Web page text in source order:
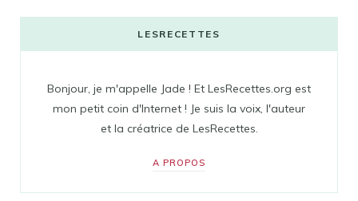
LESRECETTES
Bonjour, je m'appelle Jade ! Et LesRecettes.org est
mon petit coin d'Internet ! Je suis la voix, l'auteur
et la créatrice de LesRecettes.
A PROPOS